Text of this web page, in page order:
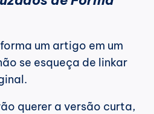
um artigo em um
se esqueça de linkar
querer a versão curta,